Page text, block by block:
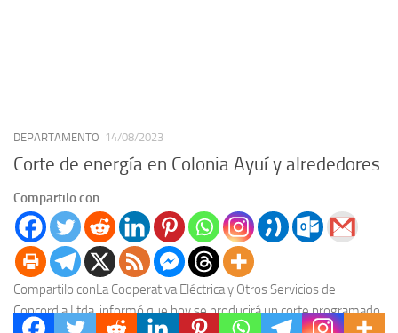
DEPARTAMENTO 14/08/2023
Corte de energía en Colonia Ayuí y alrededores
Compartilo con
Compartilo conLa Cooperativa Eléctrica y Otros Servicios de
Concordia Ltda. informó que hoy se producirá un corte programado